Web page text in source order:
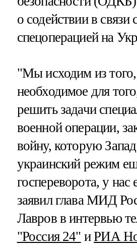
о содействии в связи
спецоперацией на
"Мы исходим из того,
необходимое для
решить задачи
военной операции,
войну, которую
украинский режим
госпереворота, у нас
заявил глава МИД
Лавров в интервью
"Россия 24" иРИА